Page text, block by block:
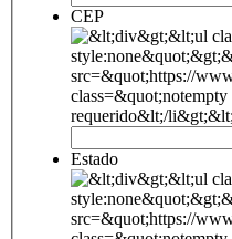
CEP
Estado